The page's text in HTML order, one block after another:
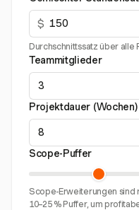
$
Durchschnittssatz über alle
Teammitglieder
Projektdauer (Wochen)
Scope-Puffer
Scope-Erweiterungen sind
10–25 % Puffer, um